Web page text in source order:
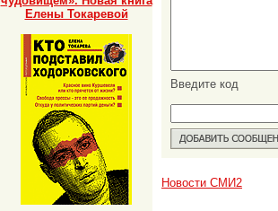
Введите код
Новости СМИ2
Елены Токаревой